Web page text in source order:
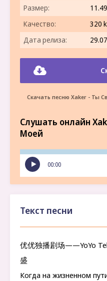
Размер:
Качество:
320
Дата релиза:
Скачать песню Xaker - Ты
Слушать онлайн
Моей
00:00
Текст песни
优优独播剧场——YoYo
盛
Когда на жизненном